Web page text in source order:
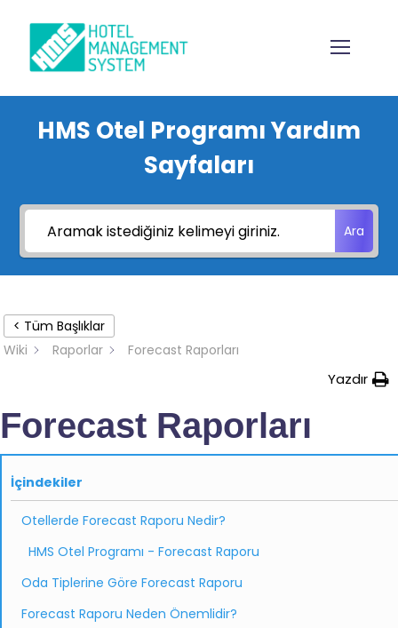
HMS Otel Programı Yardım
Sayfaları
Ara
< Tüm Başlıklar
Wiki
Raporlar Forecast Raporları
Yazdır
Forecast Raporları
İçindekiler
Otellerde Forecast Raporu Nedir?
HMS Otel Programı - Forecast Raporu
Oda Tiplerine Göre Forecast Raporu
Forecast Raporu Neden Önemlidir?